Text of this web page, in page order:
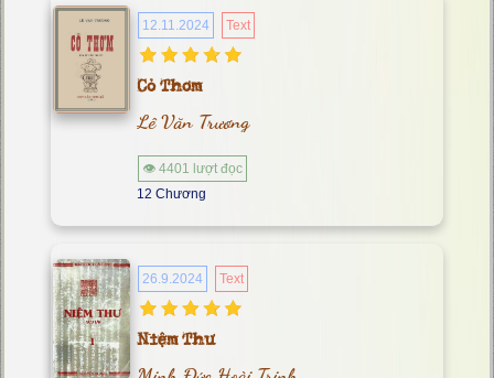
12.11.2024 Text
Cỏ Thơm
Lê Văn Trương
👁 4401 lượt đọc
12 Chương
26.9.2024 Text
Niệm Thư